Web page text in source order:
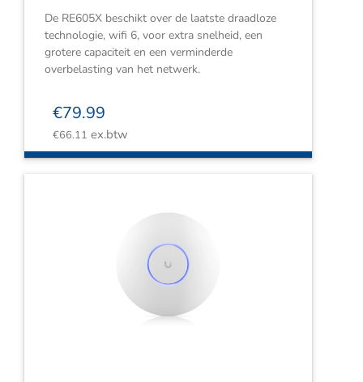
De RE605X beschikt over de laatste draadloze
technologie, wifi 6, voor extra snelheid, een
grotere capaciteit en een verminderde
overbelasting van het netwerk.
€79.99
€66.11 ex.btw